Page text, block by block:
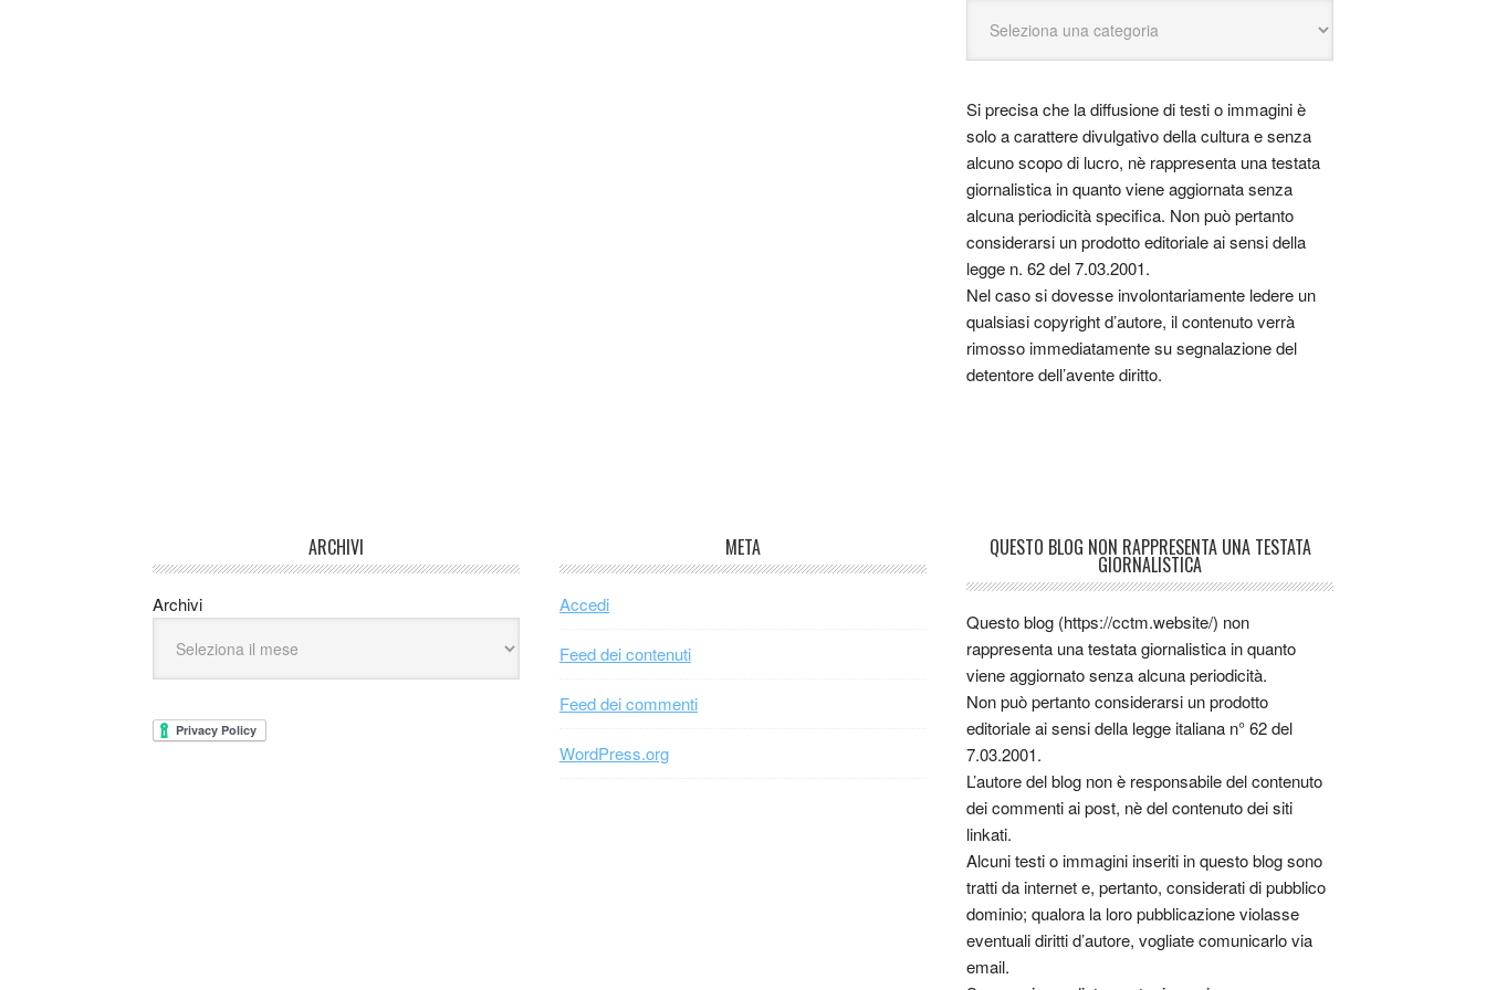
Si precisa che la diffusione di testi o immagini è
solo a carattere divulgativo della cultura e senza
alcuno scopo di lucro, nè rappresenta una testata
giornalistica in quanto viene aggiornata senza
alcuna periodicità specifica. Non può pertanto
considerarsi un prodotto editoriale ai sensi della
legge n. 62 del 7.03.2001.
Nel caso si dovesse involontariamente ledere un
qualsiasi copyright d’autore, il contenuto verrà
rimosso immediatamente su segnalazione del
detentore dell’avente diritto.
ARCHIVI
Archivi
META
Accedi
Feed dei contenuti
Feed dei commenti
WordPress.org
QUESTO BLOG NON RAPPRESENTA UNA TESTATA
GIORNALISTICA
Questo blog (https://cctm.website/) non
rappresenta una testata giornalistica in quanto
viene aggiornato senza alcuna periodicità.
Non può pertanto considerarsi un prodotto
editoriale ai sensi della legge italiana n° 62 del
7.03.2001.
L’autore del blog non è responsabile del contenuto
dei commenti ai post, nè del contenuto dei siti
linkati.
Alcuni testi o immagini inseriti in questo blog sono
tratti da internet e, pertanto, considerati di pubblico
dominio; qualora la loro pubblicazione violasse
eventuali diritti d’autore, vogliate comunicarlo via
email.